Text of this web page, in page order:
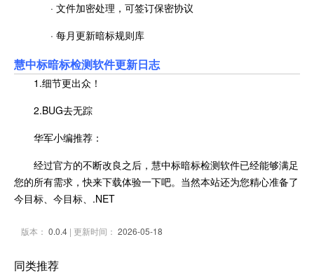
· 文件加密处理，可签订保密协议
· 每月更新暗标规则库
慧中标暗标检测软件更新日志
1.细节更出众！
2.BUG去无踪
华军小编推荐：
经过官方的不断改良之后，慧中标暗标检测软件已经能够满足
您的所有需求，快来下载体验一下吧。当然本站还为您精心准备了
今目标、今目标、.NET
版本： 0.0.4 | 更新时间： 2026-05-18
同类推荐